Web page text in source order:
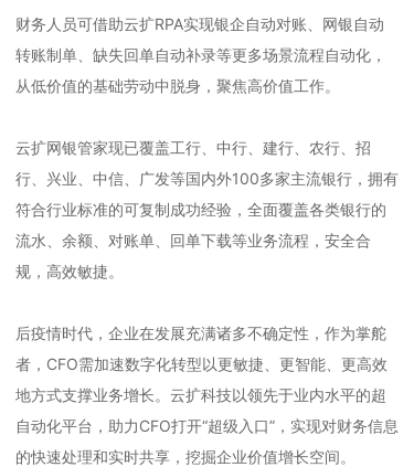
财务人员可借助云扩RPA实现银企自动对账、网银自动
转账制单、缺失回单自动补录等更多场景流程自动化，
从低价值的基础劳动中脱身，聚焦高价值工作。
云扩网银管家现已覆盖工行、中行、建行、农行、招
行、兴业、中信、广发等国内外100多家主流银行，拥有
符合行业标准的可复制成功经验，全面覆盖各类银行的
流水、余额、对账单、回单下载等业务流程，安全合
规，高效敏捷。
后疫情时代，企业在发展充满诸多不确定性，作为掌舵
者，CFO需加速数字化转型以更敏捷、更智能、更高效
地方式支撑业务增长。云扩科技以领先于业内水平的超
自动化平台，助力CFO打开“超级入口”，实现对财务信息
的快速处理和实时共享，挖掘企业价值增长空间。